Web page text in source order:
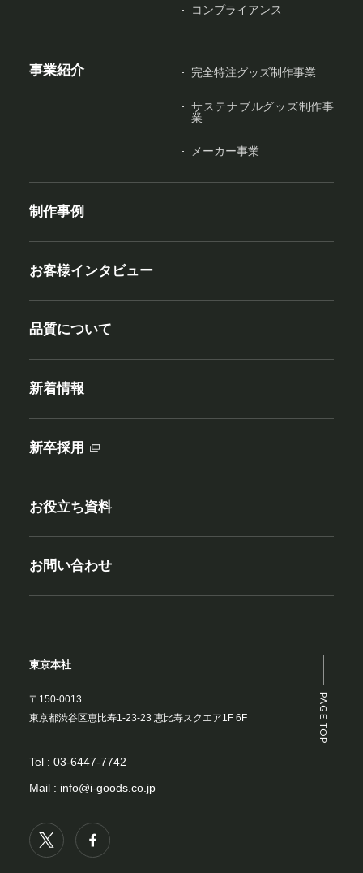
PAGE TOP
コンプライアンス
事業紹介 完全特注グッズ制作事業
サステナブルグッズ制作事
業
メーカー事業
制作事例
お客様インタビュー
品質について
新着情報
新卒採用
お役立ち資料
お問い合わせ
東京本社
〒150-0013
東京都渋谷区恵比寿1-23-23 恵比寿スクエア1F 6F
Tel : 03-6447-7742
Mail : info@i-goods.co.jp